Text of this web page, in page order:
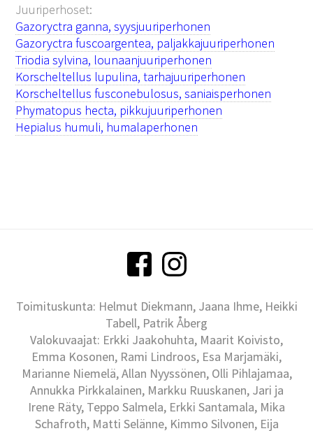
Juuriperhoset:
Gazoryctra ganna, syysjuuriperhonen
Gazoryctra fuscoargentea, paljakkajuuriperhonen
Triodia sylvina, lounaanjuuriperhonen
Korscheltellus lupulina, tarhajuuriperhonen
Korscheltellus fusconebulosus, saniaisperhonen
Phymatopus hecta, pikkujuuriperhonen
Hepialus humuli, humalaperhonen
Toimituskunta: Helmut Diekmann, Jaana Ihme, Heikki
Tabell, Patrik Åberg
Valokuvaajat: Erkki Jaakohuhta, Maarit Koivisto,
Emma Kosonen, Rami Lindroos, Esa Marjamäki,
Marianne Niemelä, Allan Nyyssönen, Olli Pihlajamaa,
Annukka Pirkkalainen, Markku Ruuskanen, Jari ja
Irene Räty, Teppo Salmela, Erkki Santamala, Mika
Schafroth, Matti Selänne, Kimmo Silvonen, Eija